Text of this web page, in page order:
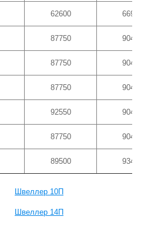
62600
87750
87750
87750
92550
87750
89500
Швеллер 10П
Швеллер 14П